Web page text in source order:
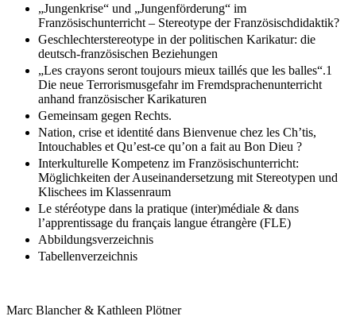
„Jungenkrise“ und „Jungenförderung“ im
Französischunterricht – Stereotype der Französischdidaktik?
Geschlechterstereotype in der politischen Karikatur: die
deutsch-französischen Beziehungen
„Les crayons seront toujours mieux taillés que les balles“.1
Die neue Terrorismusgefahr im Fremdsprachenunterricht
anhand französischer Karikaturen
Gemeinsam gegen Rechts.
Nation, crise et identité dans Bienvenue chez les Ch’tis,
Intouchables et Qu’est-ce qu’on a fait au Bon Dieu ?
Interkulturelle Kompetenz im Französischunterricht:
Möglichkeiten der Auseinandersetzung mit Stereotypen und
Klischees im Klassenraum
Le stéréotype dans la pratique (inter)médiale & dans
l’apprentissage du français langue étrangère (FLE)
Abbildungsverzeichnis
Tabellenverzeichnis
Marc Blancher & Kathleen Plötner